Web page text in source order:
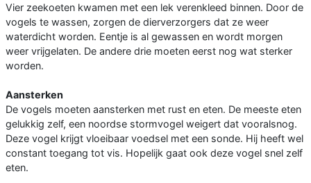
Vier zeekoeten kwamen met een lek verenkleed binnen. Door de
vogels te wassen, zorgen de dierverzorgers dat ze weer
waterdicht worden. Eentje is al gewassen en wordt morgen
weer vrijgelaten. De andere drie moeten eerst nog wat sterker
worden.
Aansterken
De vogels moeten aansterken met rust en eten. De meeste eten
gelukkig zelf, een noordse stormvogel weigert dat vooralsnog.
Deze vogel krijgt vloeibaar voedsel met een sonde. Hij heeft wel
constant toegang tot vis. Hopelijk gaat ook deze vogel snel zelf
eten.